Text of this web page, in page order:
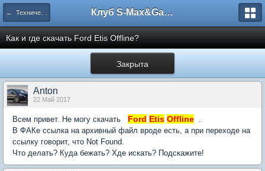
← Техническое обслуживание (ТО) Клуб S-Max&Galaxy
Как и где скачать Ford Etis Offline?
Закрыта
Anton
22 Май 2017
Всем привет. Не могу скачать Ford Etis Offline .
В ФАКе ссылка на архивный файл вроде есть, а при переходе на
ссылку говорит, что Not Found.
Что делать? Куда бежать? Хде искать? Подскажите!